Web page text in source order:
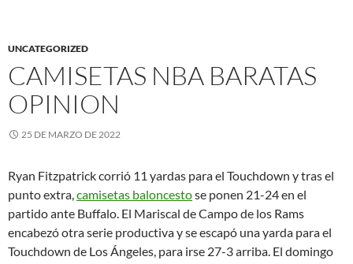
UNCATEGORIZED
CAMISETAS NBA BARATAS
OPINION
25 DE MARZO DE 2022
Ryan Fitzpatrick corrió 11 yardas para el Touchdown y tras el
punto extra,camisetas baloncestose ponen 21-24 en el
partido ante Buffalo. El Mariscal de Campo de los Rams
encabezó otra serie productiva y se escapó una yarda para el
Touchdown de Los Ángeles, para irse 27-3 arriba. El domingo